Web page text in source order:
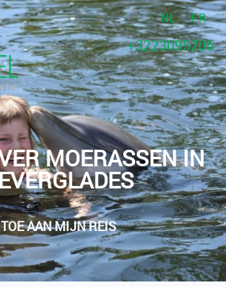
NL FR
+3223095206
MOERASSEN IN
AAN MIJN REIS